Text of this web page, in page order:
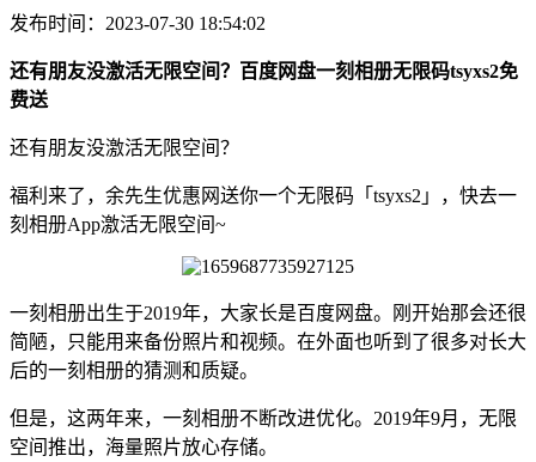
发布时间：2023-07-30 18:54:02
还有朋友没激活无限空间？百度网盘一刻相册无限码tsyxs2免
费送
还有朋友没激活无限空间？
福利来了，余先生优惠网送你一个无限码「tsyxs2」，快去一
刻相册App激活无限空间~
一刻相册出生于2019年，大家长是百度网盘。刚开始那会还很
简陋，只能用来备份照片和视频。在外面也听到了很多对长大
后的一刻相册的猜测和质疑。
但是，这两年来，一刻相册不断改进优化。2019年9月，无限
空间推出，海量照片放心存储。